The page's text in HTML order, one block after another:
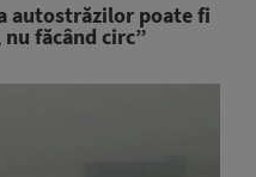
autostrăzilor poate fi
făcând circ”